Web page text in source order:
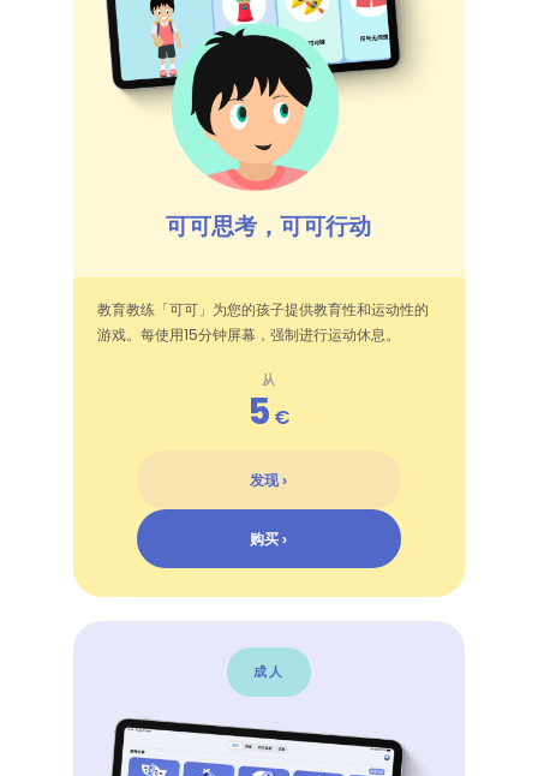
可可思考，可可行动
教育教练「可可」为您的孩子提供教育性和运动性的
游戏。每使用15分钟屏幕，强制进行运动休息。
从
5 €
发现 ›
购买 ›
成人